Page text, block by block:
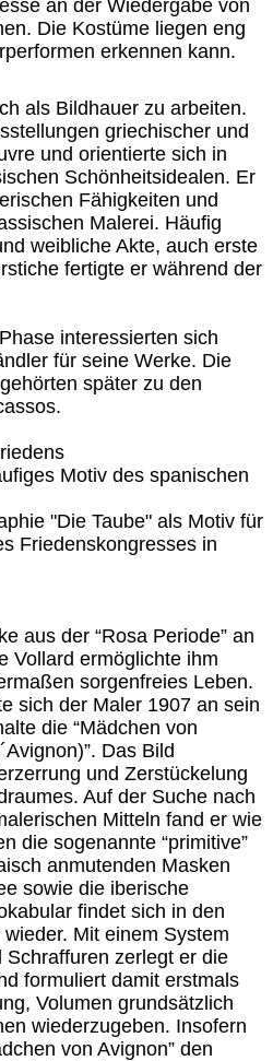
an der Wiedergabe von
Die Kostüme liegen eng
erkennen kann.
als Bildhauer zu arbeiten.
griechischer und
und orientierte sich in
Schönheitsidealen. Er
Fähigkeiten und
Malerei. Häufig
weibliche Akte, auch erste
fertigte er während der
interessierten sich
für seine Werke. Die
später zu den
Motiv des spanischen
"Die Taube" als Motiv für
Friedenskongresses in
aus der “Rosa Periode” an
Vollard ermöglichte ihm
sorgenfreies Leben.
sich der Maler 1907 an sein
die “Mädchen von
Das Bild
und Zerstückelung
Auf der Suche nach
Mitteln fand er wie
die sogenannte “primitive”
anmutenden Masken
sowie die iberische
findet sich in den
wieder. Mit einem System
zerlegt er die
formuliert damit erstmals
Volumen grundsätzlich
wiederzugeben. Insofern
von Avignon” den